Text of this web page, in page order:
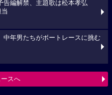
告編解禁、主題歌は松本孝弘
中年男たちがボートレースに挑む
スへ